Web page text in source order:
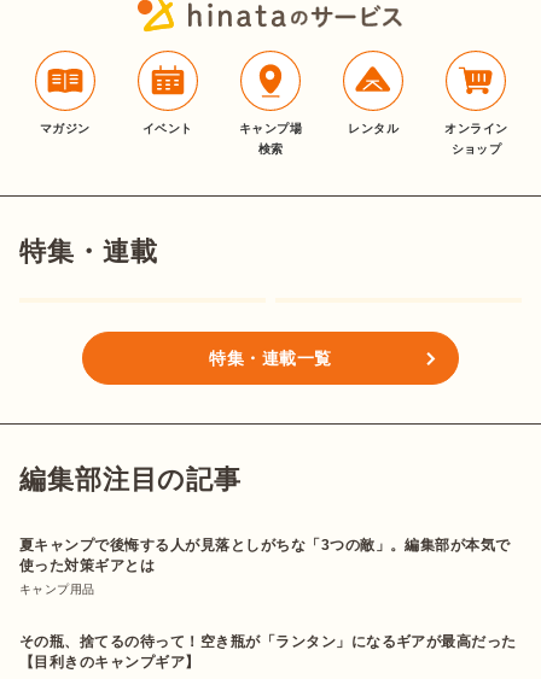
マガジン イベント
キャンプ場
検索
レンタル
オンライン
ショップ
特集・連載
特集・連載一覧
編集部注目の記事
夏キャンプで後悔する人が見落としがちな「3つの敵」。編集部が本気で
使った対策ギアとは
キャンプ用品
その瓶、捨てるの待って！空き瓶が「ランタン」になるギアが最高だった
【目利きのキャンプギア】